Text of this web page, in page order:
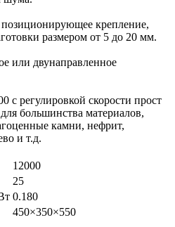
крепление,
размером от 5 до 20 мм.
или двунаправленное
с регулировкой скорости прост
большинства материалов,
камни, нефрит,
и т.д.
12000
25
0.180
450×350×550